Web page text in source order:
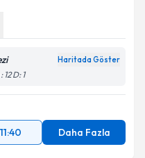
Haritada Göster
D: 1
11:40 Daha Fazla